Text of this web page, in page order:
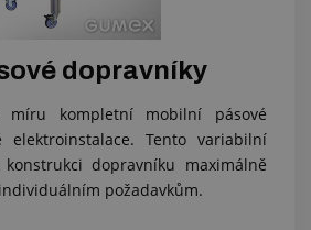
dopravníky
míru kompletní mobilní pásové
elektroinstalace. Tento variabilní
dopravníku maximálně
požadavkům.